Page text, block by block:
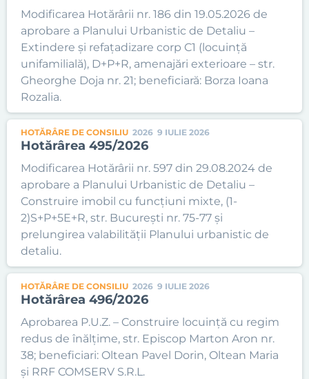
Modificarea Hotărârii nr. 186 din 19.05.2026 de
aprobare a Planului Urbanistic de Detaliu –
Extindere și refațadizare corp C1 (locuință
unifamilială), D+P+R, amenajări exterioare – str.
Gheorghe Doja nr. 21; beneficiară: Borza Ioana
Rozalia.
HOTĂRÂRE DE CONSILIU 2026 9 IULIE 2026
Hotărârea 495/2026
Modificarea Hotărârii nr. 597 din 29.08.2024 de
aprobare a Planului Urbanistic de Detaliu –
Construire imobil cu funcțiuni mixte, (1-
2)S+P+5E+R, str. București nr. 75-77 și
prelungirea valabilității Planului urbanistic de
detaliu.
HOTĂRÂRE DE CONSILIU 2026 9 IULIE 2026
Hotărârea 496/2026
Aprobarea P.U.Z. – Construire locuință cu regim
redus de înălțime, str. Episcop Marton Aron nr.
38; beneficiari: Oltean Pavel Dorin, Oltean Maria
și RRF COMSERV S.R.L.